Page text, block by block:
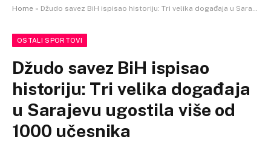
Home » Džudo savez BiH ispisao historiju: Tri velika događaja u Sarajevu ugostila više od 1000 učesnika
OSTALI SPORTOVI
Džudo savez BiH ispisao
historiju: Tri velika događaja
u Sarajevu ugostila više od
1000 učesnika